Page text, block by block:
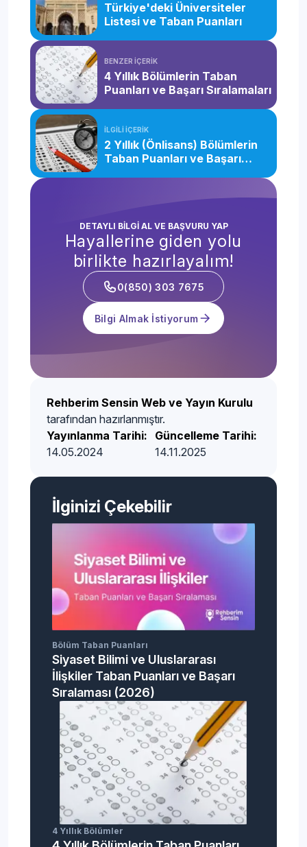
Türkiye'deki Üniversiteler
Listesi ve Taban Puanları
BENZER İÇERİK
4 Yıllık Bölümlerin Taban
Puanları ve Başarı Sıralamaları
İLGİLİ İÇERİK
2 Yıllık (Önlisans) Bölümlerin
Taban Puanları ve Başarı
DETAYLI BİLGİ AL VE BAŞVURU YAP
Hayallerine giden yolu
birlikte hazırlayalım!
0(850) 303 7675
Bilgi Almak İstiyorum
Rehberim Sensin Web ve Yayın Kurulu
tarafından hazırlanmıştır.
Yayınlanma Tarihi:
14.05.2024
Güncelleme Tarihi:
14.11.2025
İlginizi Çekebilir
Bölüm Taban Puanları
Siyaset Bilimi ve Uluslararası
İlişkiler Taban Puanları ve Başarı
Sıralaması (2026)
4 Yıllık Bölümler